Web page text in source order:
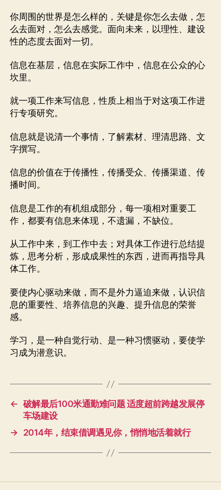
你周围的世界是怎么样的，关键是你怎么去做，怎
么去面对，怎么去感觉。面向未来，以理性、建设
性的态度去面对一切。
信息在基层，信息在实际工作中，信息在公众的心
坎里。
就一项工作来写信息，性质上相当于对这项工作进
行专项研究。
信息就是说清一个事情，了解素材、理清思路、文
字撰写。
信息的价值在于传播性，传播受众、传播渠道、传
播时间。
信息是工作的有机组成部分，每一项相对重要工
作，都要有信息来体现，不遗漏，不缺位。
从工作中来，到工作中去；对具体工作进行总结提
炼，思考分析，形成成果性的东西，进而再指导具
体工作。
要使内心驱动来做，而不是外力逼迫来做，认识信
息的重要性、培养信息的兴趣、提升信息的荣誉
感。
学习，是一种自觉行动、是一种习惯驱动，要使学
习成为潜意识。
← 破解最后100米通勤难问题 适度超前跨越发展停
车场建设
→
2014年，结束借调遇见你，悄悄地活着就行